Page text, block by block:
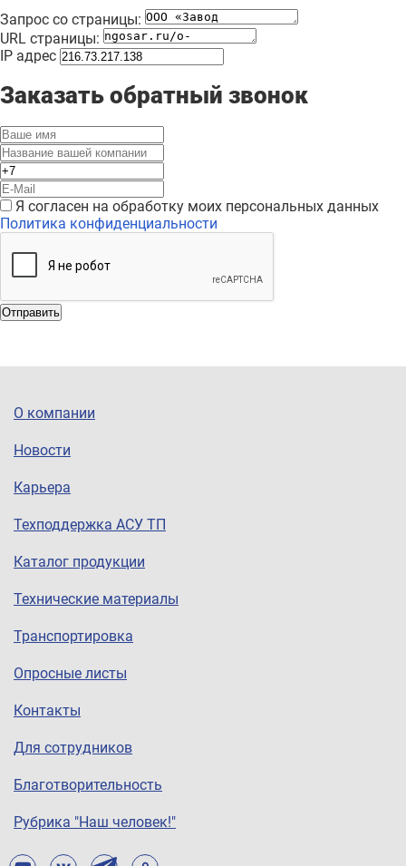
Запрос со страницы:
URL страницы:
IP адрес
Заказать обратный звонок
Я согласен на обработку моих персональных данных
Политика конфиденциальности
Отправить
О компании
Новости
Карьера
Техподдержка АСУ ТП
Каталог продукции
Технические материалы
Транспортировка
Опросные листы
Контакты
Для сотрудников
Благотворительность
Рубрика "Наш человек!"